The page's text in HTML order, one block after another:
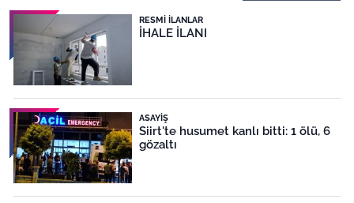
RESMI İLANLAR
İHALE İLANI
ASAYIŞ
Siirt'te husumet kanlı bitti: 1 ölü, 6
gözaltı